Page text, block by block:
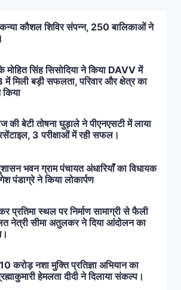
कन्या कौशल शिविर संपन्न, 250 बालिकाओं ने
सिंह सिसोदिया ने किया DAVV में
में मिली बड़ी सफलता, परिवार और क्षेत्र का
किया
की बेटी तोषना घुड़ाले ने पीएनएसटी में लाया
3 परीक्षाओं में रही सफल।
भवन ग्राम पंचायत अंधारियाँ का विधायक
पंडाग्रे ने किया लोकार्पण
प्रतिमा स्थल पर निर्माण सामाग्री से फैली
नेत्री सीमा अतुलकर ने दिया आंदोलन का
करोड़ नशा मुक्ति प्रतिज्ञा अभियान का
हेमलता दीदी ने दिलाया संकल्प।